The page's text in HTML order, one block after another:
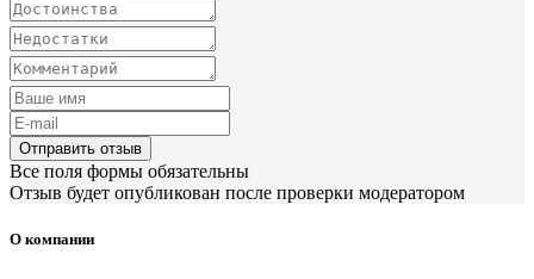
Отправить отзыв
Все поля формы обязательны
Отзыв будет опубликован после проверки модератором
О компании